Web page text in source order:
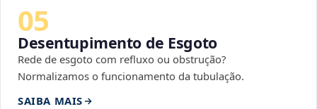
05
Desentupimento de Esgoto
Rede de esgoto com refluxo ou obstrução?
Normalizamos o funcionamento da tubulação.
SAIBA MAIS